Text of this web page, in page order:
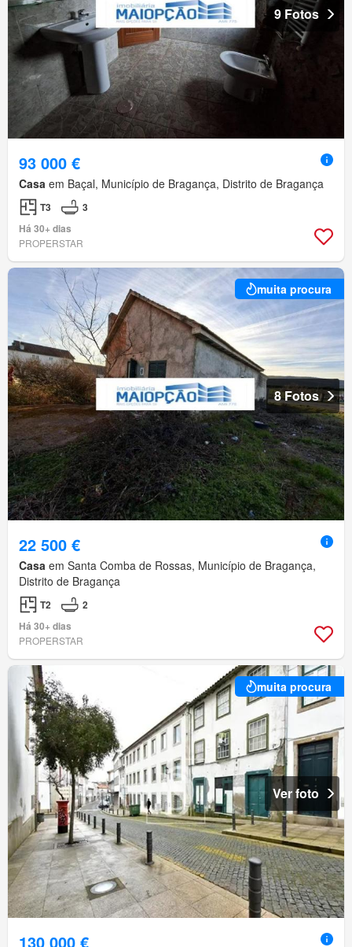
9 Fotos
93 000 €
Casa em Baçal, Município de Bragança, Distrito de Bragança
T3
3
Há 30+ dias
PROPERSTAR
muita procura
8 Fotos
22 500 €
Casa em Santa Comba de Rossas, Município de Bragança,
Distrito de Bragança
T2
2
Há 30+ dias
PROPERSTAR
muita procura
Ver foto
130 000 €